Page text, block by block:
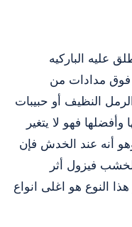
عليه الباركيه
ويركب فوق مدادات من
النظيف أو حبيبات
وأفضلها فهو لا يتغير
أنه عند الخدش فإن
فيزول أثر
النوع هو اغلى انواع